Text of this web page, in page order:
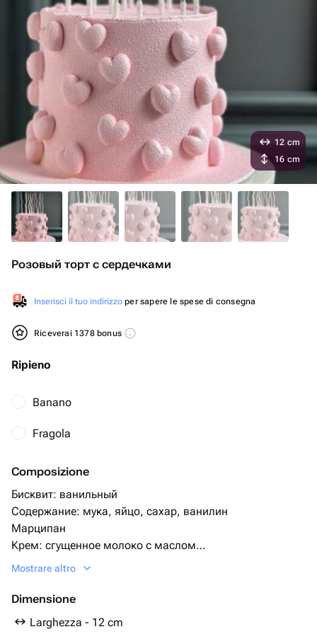
Розовый торт с сердечками
Inserisci il tuo indirizzo per sapere le spese di consegna
Riceverai 1378 bonus
Ripieno
Banano
Fragola
Composizione
Бисквит: ванильный
Содержание: мука, яйцо, сахар, ванилин
Марципан
Крем: сгущенное молоко с маслом
Крем снаружи- сливки, сахар
комментариях
вафлями
Mostrare altro
Dimensione
Larghezza - 12 cm
12 cm
16 cm